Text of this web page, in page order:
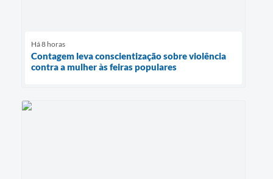
Há 8 horas
Contagem leva conscientização sobre violência
contra a mulher às feiras populares